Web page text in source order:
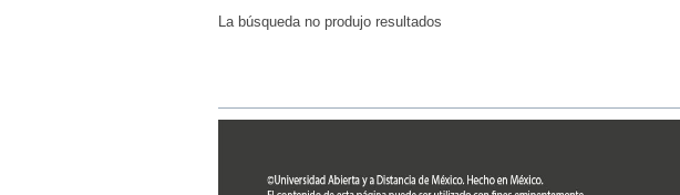
La búsqueda no produjo resultados